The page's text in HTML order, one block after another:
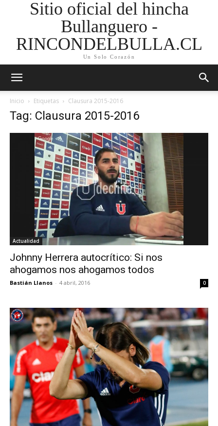
Sitio oficial del hincha
Bullanguero -
RINCONDELBULLA.CL
Un Solo Corazón
Inicio Etiquetas Clausura 2015-2016
Tag: Clausura 2015-2016
Actualidad
Johnny Herrera autocrítico: Si nos
ahogamos nos ahogamos todos
Bastián Llanos - 4 abril, 2016 0